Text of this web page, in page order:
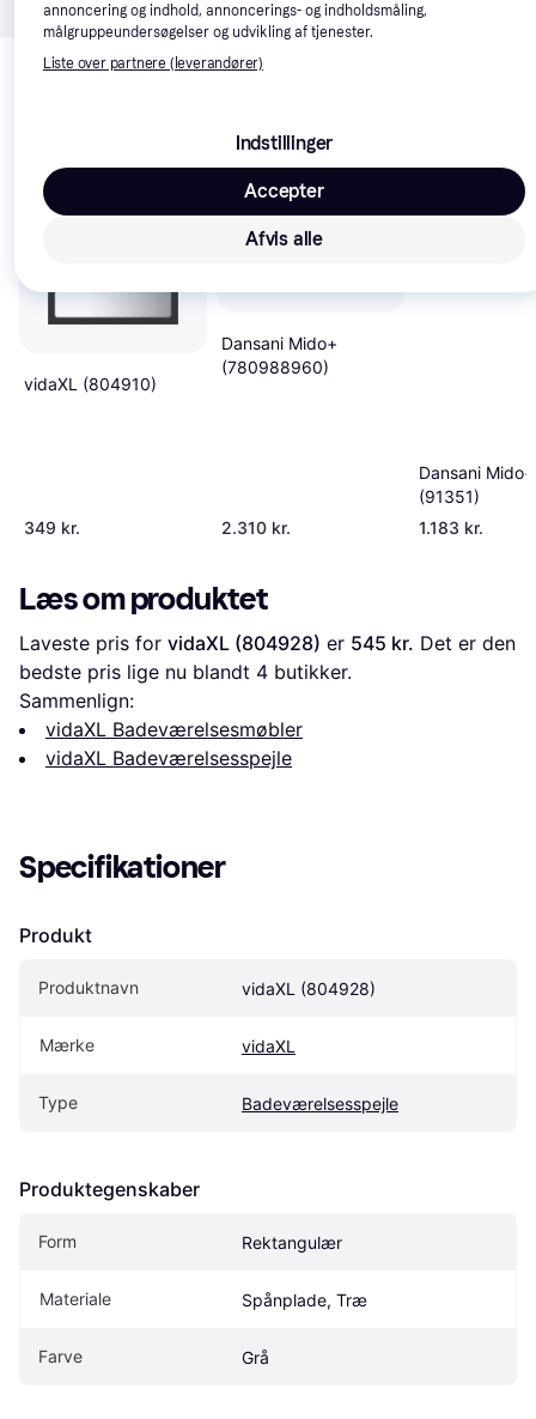
Relaterede produkter
vidaXL (804910)
349 kr.
Dansani Mido+
(780988960)
2.310 kr.
Dansani Mido+
(91351)
1.183 kr.
Læs om produktet
Laveste pris for vidaXL (804928) er 545 kr. Det er den
bedste pris lige nu blandt 4 butikker.
Sammenlign:
vidaXL Badeværelsesmøbler
vidaXL Badeværelsesspejle
Specifikationer
Produkt
Produktnavn vidaXL (804928)
Mærke vidaXL
Type Badeværelsesspejle
Produktegenskaber
Form Rektangulær
Materiale Spånplade, Træ
Farve Grå
annoncering og indhold, annoncerings- og indholdsmåling,
målgruppeundersøgelser og udvikling af tjenester.
Liste over partnere (leverandører)
Indstillinger
Afvis alle
Accepter